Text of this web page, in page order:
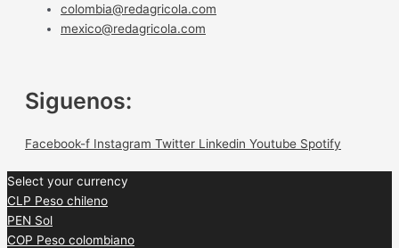
colombia@redagricola.com
mexico@redagricola.com
Siguenos:
Facebook-f Instagram Twitter Linkedin Youtube Spotify
Select your currency
CLP Peso chileno
PEN Sol
COP Peso colombiano